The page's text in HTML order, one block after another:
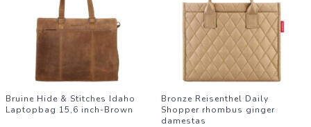
Bruine Hide & Stitches Idaho
Laptopbag 15,6 inch-Brown
Bronze Reisenthel Daily
Shopper rhombus ginger
damestas